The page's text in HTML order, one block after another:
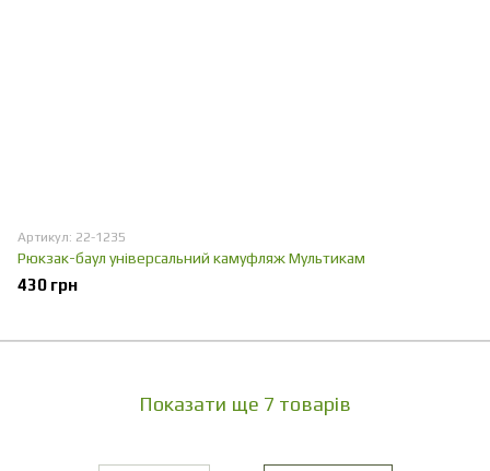
Артикул: 22-1235
Рюкзак-баул універсальний камуфляж Мультикам
430 грн
Показати ще 7 товарів